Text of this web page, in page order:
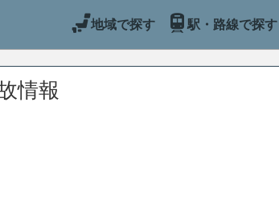
地域で探す 駅・路線で探す
情報